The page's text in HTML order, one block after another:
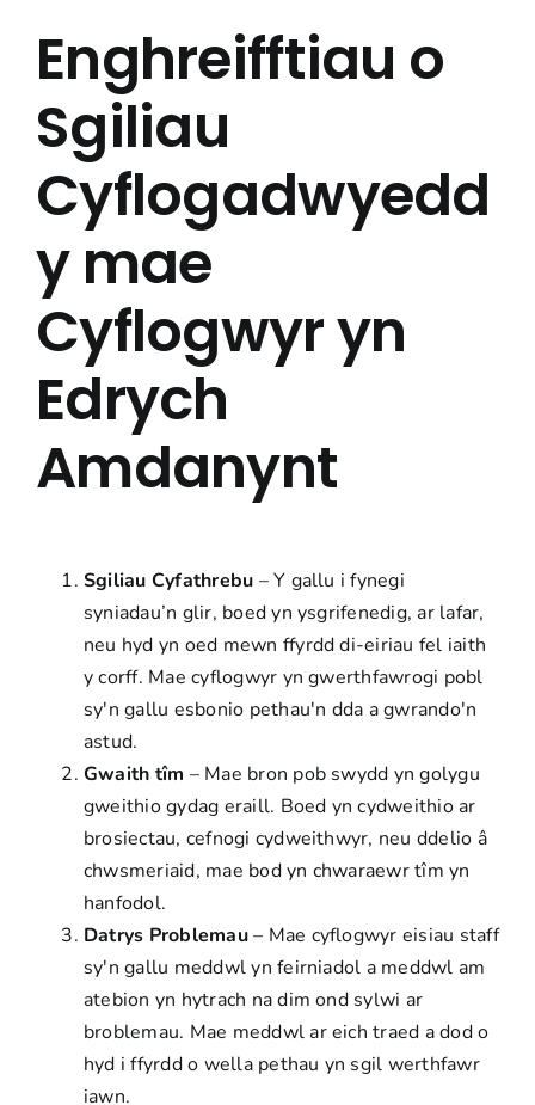
Enghreifftiau o
Sgiliau
Cyflogadwyedd
y mae
Cyflogwyr yn
Edrych
Amdanynt
Sgiliau Cyfathrebu – Y gallu i fynegi
syniadau’n glir, boed yn ysgrifenedig, ar lafar,
neu hyd yn oed mewn ffyrdd di-eiriau fel iaith
y corff. Mae cyflogwyr yn gwerthfawrogi pobl
sy'n gallu esbonio pethau'n dda a gwrando'n
astud.
Gwaith tîm – Mae bron pob swydd yn golygu
gweithio gydag eraill. Boed yn cydweithio ar
brosiectau, cefnogi cydweithwyr, neu ddelio â
chwsmeriaid, mae bod yn chwaraewr tîm yn
hanfodol.
Datrys Problemau– Mae cyflogwyr eisiau staff
sy'n gallu meddwl yn feirniadol a meddwl am
atebion yn hytrach na dim ond sylwi ar
broblemau. Mae meddwl ar eich traed a dod o
hyd i ffyrdd o wella pethau yn sgil werthfawr
iawn.